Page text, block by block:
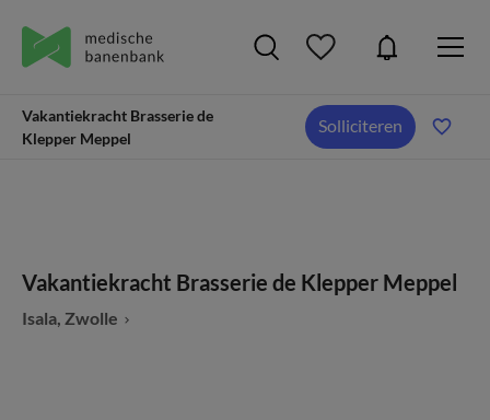
Vakantiekracht Brasserie de
Klepper Meppel
Solliciteren
Vakantiekracht Brasserie de Klepper Meppel
Isala, Zwolle